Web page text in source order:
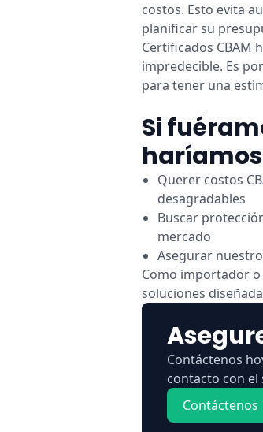
costos. Esto evita
planificar su
Certificados CBAM
impredecible. Es
para tener una
Si
Querer costos
desagradables
Buscar
mercado
Asegurar
Como importador
soluciones
Contáctenos
contacto con el
Contáctenos